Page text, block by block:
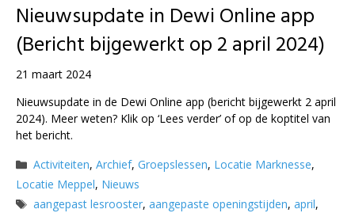
Nieuwsupdate in Dewi Online app
(Bericht bijgewerkt op 2 april 2024)
21 maart 2024
Nieuwsupdate in de Dewi Online app (bericht bijgewerkt 2 april
2024). Meer weten? Klik op ‘Lees verder’ of op de koptitel van
het bericht.
Categorieën
Activiteiten,Archief,Groepslessen, Locatie Marknesse,
Locatie Meppel, Nieuws
Tags
aangepast lesrooster,aangepaste openingstijden,april,